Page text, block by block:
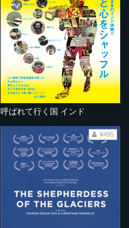
呼ばれて行く国 インド
¥495